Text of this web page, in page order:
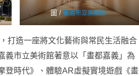
圖 / 嘉義市立美術館
打造一座將文化藝術與常民生活融合
義市立美術館著意以「畫都嘉義」為
登時代》、體驗AR虛擬實境遊戲《畫